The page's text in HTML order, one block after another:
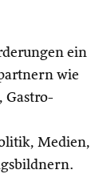
ein
wie
Gastro-
Medien,